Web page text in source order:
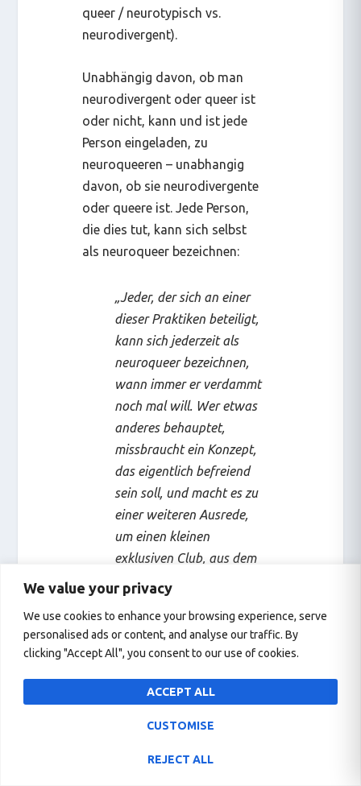
We value your privacy
We use cookies to enhance your browsing experience, serve
personalised ads or content, and analyse our traffic. By
clicking "Accept All", you consent to our use of cookies.
CUSTOMISE
REJECT ALL
ACCEPT ALL
queer / neurotypisch vs.
neurodivergent).
Unabhängig davon, ob man
neurodivergent oder queer ist
oder nicht, kann und ist jede
Person eingeladen, zu
neuroqueeren – unabhangig
davon, ob sie neurodivergente
oder queere ist. Jede Person,
die dies tut, kann sich selbst
als neuroqueer bezeichnen:
„Jeder, der sich an einer
dieser Praktiken beteiligt,
kann sich jederzeit als
neuroqueer bezeichnen,
wann immer er verdammt
noch mal will. Wer etwas
anderes behauptet,
missbraucht ein Konzept,
das eigentlich befreiend
sein soll, und macht es zu
einer weiteren Ausrede,
um einen kleinen
exklusiven Club, aus dem
andere Menschen
zu gründen, damit man
sich selbst wichtiger
Selbstidentitäten anderer
ein weiterer langweiliger
Polizist, und ein Polizist